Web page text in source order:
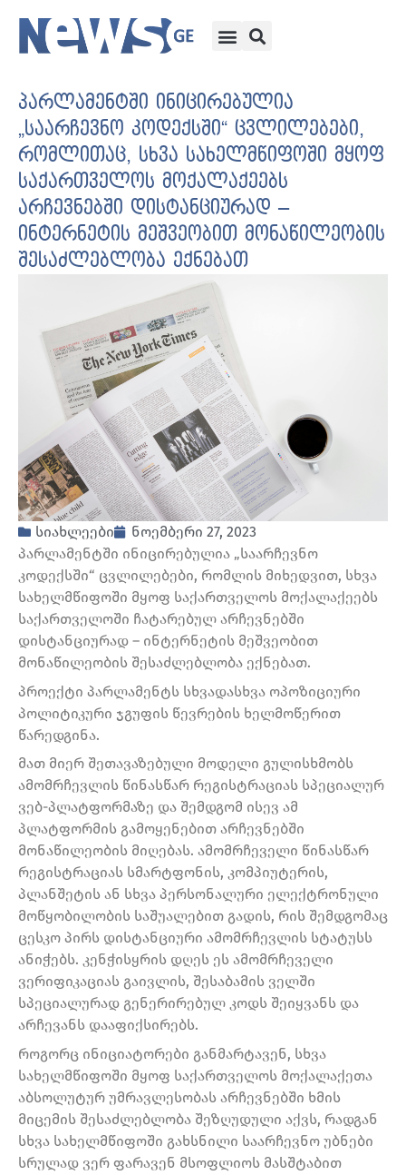
პარლამენტში ინიცირებულია
„საარჩევნო კოდექსში“ ცვლილებები,
რომლითაც, სხვა სახელმწიფოში მყოფ
საქართველოს მოქალაქეებს
არჩევნებში დისტანციურად –
ინტერნეტის მეშვეობით მონაწილეობის
შესაძლებლობა ექნებათ
სიახლეები
ნოემბერი 27, 2023
პარლამენტში ინიცირებულია „საარჩევნო
კოდექსში“ ცვლილებები, რომლის მიხედვით, სხვა
სახელმწიფოში მყოფ საქართველოს მოქალაქეებს
საქართველოში ჩატარებულ არჩევნებში
დისტანციურად – ინტერნეტის მეშვეობით
მონაწილეობის შესაძლებლობა ექნებათ.
პროექტი პარლამენტს სხვადასხვა ოპოზიციური
პოლიტიკური ჯგუფის წევრების ხელმოწერით
წარედგინა.
მათ მიერ შეთავაზებული მოდელი გულისხმობს
ამომრჩევლის წინასწარ რეგისტრაციას სპეციალურ
ვებ-პლატფორმაზე და შემდგომ ისევ ამ
პლატფორმის გამოყენებით არჩევნებში
მონაწილეობის მიღებას. ამომრჩეველი წინასწარ
რეგისტრაციას სმარტფონის, კომპიუტერის,
პლანშეტის ან სხვა პერსონალური ელექტრონული
მოწყობილობის საშუალებით გადის, რის შემდგომაც
ცესკო პირს დისტანციური ამომრჩევლის სტატუსს
ანიჭებს. კენჭისყრის დღეს ეს ამომრჩეველი
ვერიფიკაციას გაივლის, შესაბამის ველში
სპეციალურად გენერირებულ კოდს შეიყვანს და
არჩევანს დააფიქსირებს.
როგორც ინიციატორები განმარტავენ, სხვა
სახელმწიფოში მყოფ საქართველოს მოქალაქეთა
აბსოლუტურ უმრავლესობას არჩევნებში ხმის
მიცემის შესაძლებლობა შეზღუდული აქვს, რადგან
სხვა სახელმწიფოში გახსნილი საარჩევნო უბნები
სრულად ვერ ფარავენ მსოფლიოს მასშტაბით